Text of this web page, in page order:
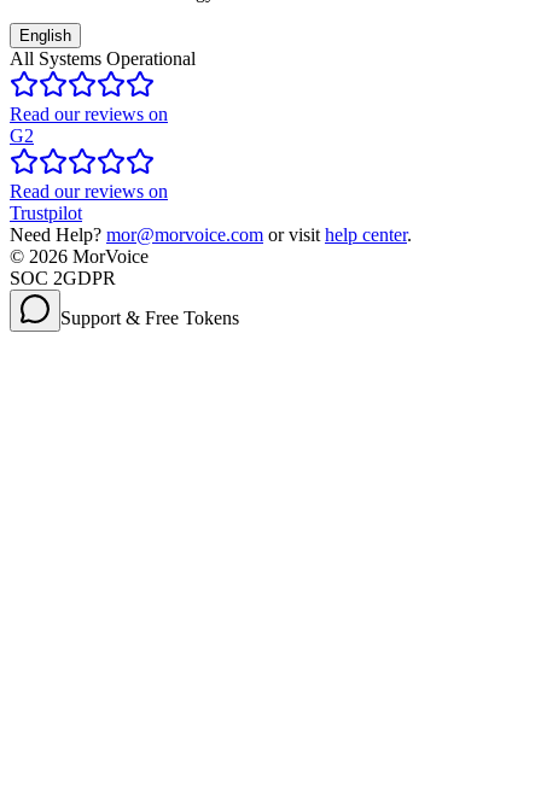
English
All Systems Operational
Read our reviews on
G2
Read our reviews on
Trustpilot
Need Help? mor@morvoice.com or visit help center.
© 2026 MorVoice
SOC 2GDPR
Support & Free Tokens